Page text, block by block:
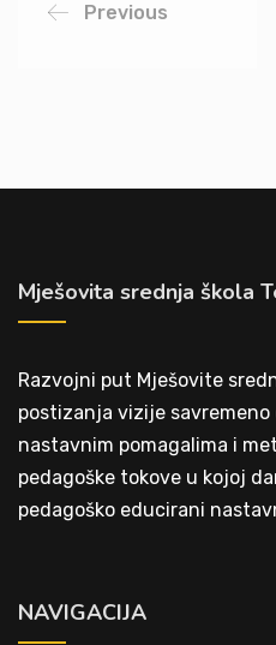
Previous
Mješovita srednja škola
Razvojni put Mješovite
postizanja vizije savremeno
nastavnim pomagalima i
pedagoške tokove u kojoj
pedagoško educirani
NAVIGACIJA